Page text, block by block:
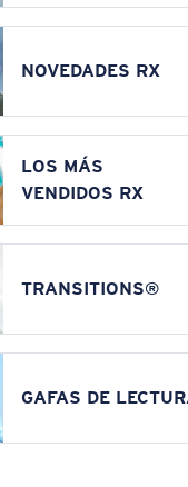
NOVEDADES RX
LOS MÁS
VENDIDOS RX
TRANSITIONS®
GAFAS DE